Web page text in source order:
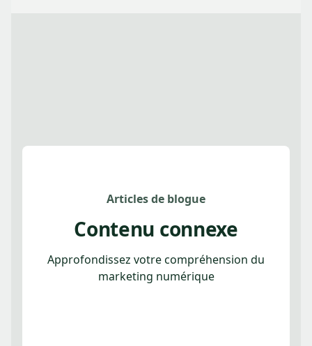
Articles de blogue
Contenu connexe
Approfondissez votre compréhension du
marketing numérique